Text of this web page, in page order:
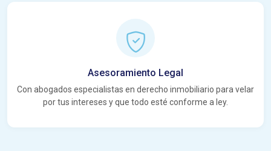
Asesoramiento Legal
Con abogados especialistas en derecho inmobiliario para velar
por tus intereses y que todo esté conforme a ley.